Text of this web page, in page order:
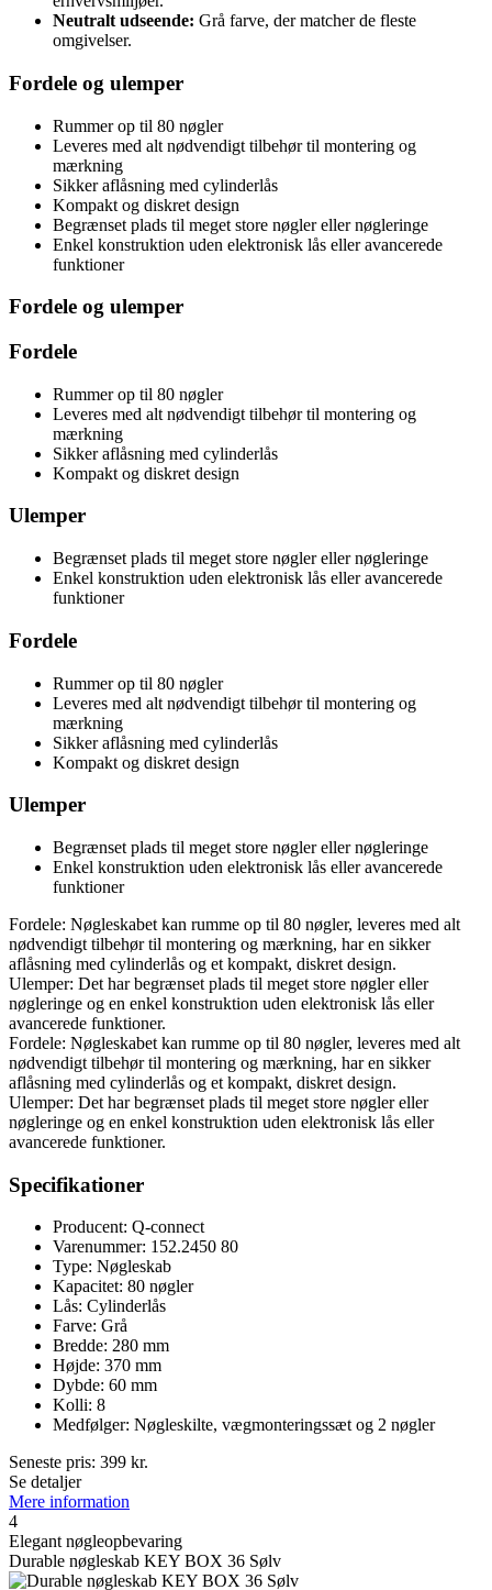
Neutralt udseende: Grå farve, der matcher de fleste
omgivelser.
Fordele og ulemper
Rummer op til 80 nøgler
Leveres med alt nødvendigt tilbehør til montering og
mærkning
Sikker aflåsning med cylinderlås
Kompakt og diskret design
Begrænset plads til meget store nøgler eller nøgleringe
Enkel konstruktion uden elektronisk lås eller avancerede
funktioner
Fordele og ulemper
Fordele
Rummer op til 80 nøgler
Leveres med alt nødvendigt tilbehør til montering og
mærkning
Sikker aflåsning med cylinderlås
Kompakt og diskret design
Ulemper
Begrænset plads til meget store nøgler eller nøgleringe
Enkel konstruktion uden elektronisk lås eller avancerede
funktioner
Fordele
Rummer op til 80 nøgler
Leveres med alt nødvendigt tilbehør til montering og
mærkning
Sikker aflåsning med cylinderlås
Kompakt og diskret design
Ulemper
Begrænset plads til meget store nøgler eller nøgleringe
Enkel konstruktion uden elektronisk lås eller avancerede
funktioner
Fordele: Nøgleskabet kan rumme op til 80 nøgler, leveres med alt
nødvendigt tilbehør til montering og mærkning, har en sikker
aflåsning med cylinderlås og et kompakt, diskret design.
Ulemper: Det har begrænset plads til meget store nøgler eller
nøgleringe og en enkel konstruktion uden elektronisk lås eller
avancerede funktioner.
Fordele: Nøgleskabet kan rumme op til 80 nøgler, leveres med alt
nødvendigt tilbehør til montering og mærkning, har en sikker
aflåsning med cylinderlås og et kompakt, diskret design.
Ulemper: Det har begrænset plads til meget store nøgler eller
nøgleringe og en enkel konstruktion uden elektronisk lås eller
avancerede funktioner.
Specifikationer
Producent: Q-connect
Varenummer: 152.2450 80
Type: Nøgleskab
Kapacitet: 80 nøgler
Lås: Cylinderlås
Farve: Grå
Bredde: 280 mm
Højde: 370 mm
Dybde: 60 mm
Kolli: 8
Medfølger: Nøgleskilte, vægmonteringssæt og 2 nøgler
Seneste pris: 399 kr.
Se detaljer
Mere information
4
Elegant nøgleopbevaring
Durable nøgleskab KEY BOX 36 Sølv